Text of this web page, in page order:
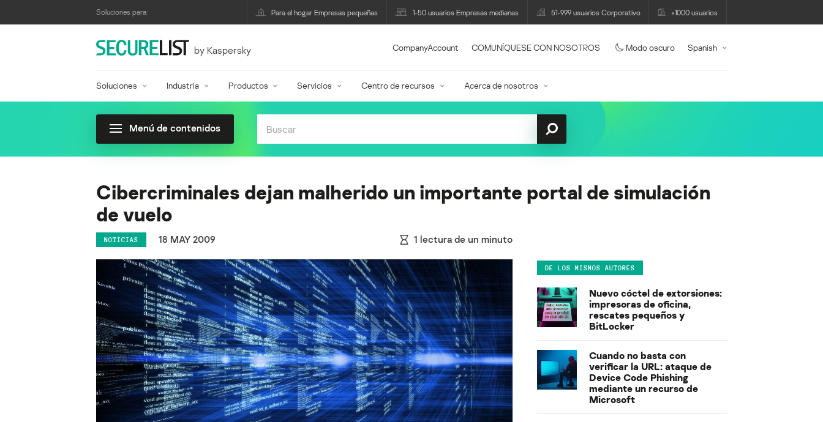
Soluciones para: Para el hogar Empresas pequeñas 1-50 usuarios Empresas medianas 51-999 usuarios Corporativo +1000 usuarios
by Kaspersky CompanyAccount COMUNÍQUESE CON NOSOTROS Modo oscuro Spanish
Soluciones Industria Productos Servicios Centro de recursos Acerca de nosotros
Menú de contenidos
Cibercriminales dejan malherido un importante portal de simulación
de vuelo
NOTICIAS 18 MAY 2009 1 lectura de un minuto
DE LOS MISMOS AUTORES
Nuevo cóctel de extorsiones:
impresoras de oficina,
rescates pequeños y
BitLocker
Cuando no basta con
verificar la URL: ataque de
Device Code Phishing
mediante un recurso de
Microsoft